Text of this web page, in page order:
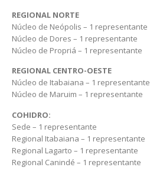
REGIONAL NORTE
Núcleo de Neópolis – 1 representante
Núcleo de Dores – 1 representante
Núcleo de Propriá – 1 representante
REGIONAL CENTRO-OESTE
Núcleo de Itabaiana – 1 representante
Núcleo de Maruim – 1 representante
COHIDRO:
Sede – 1 representante
Regional Itabaiana – 1 representante
Regional Lagarto – 1 representante
Regional Canindé – 1 representante